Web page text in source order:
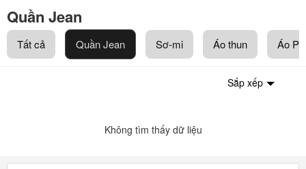
Quần Jean
Tất cả Quần Jean Sơ-mi Áo thun Áo
Sắp xếp
Không tìm thấy dữ liệu